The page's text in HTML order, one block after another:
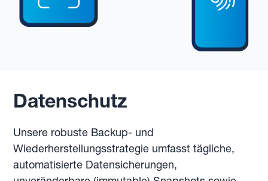
Datenschutz
Unsere robuste Backup- und
Wiederherstellungsstrategie umfasst tägliche,
automatisierte Datensicherungen,